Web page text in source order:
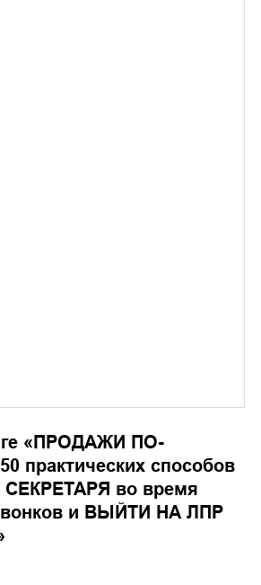
« ПРОДАЖИ ПО-
практических способов
во время
и ВЫЙТИ НА ЛПР